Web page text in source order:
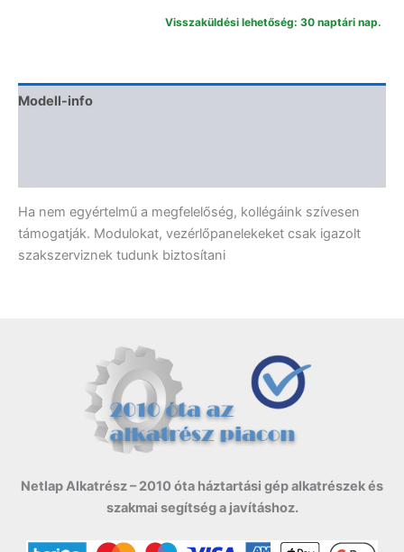
Visszaküldési lehetőség: 30 naptári nap.
Modell-info
Ha nem egyértelmű a megfelelőség, kollégáink szívesen
támogatják. Modulokat, vezérlőpanelekeket csak igazolt
szakszerviznek tudunk biztosítani
Netlap Alkatrész – 2010 óta háztartási gép alkatrészek és
szakmai segítség a javításhoz.